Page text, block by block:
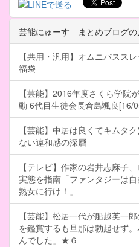
芸能にゅーす まとめブログの
【共用・汎用】オムニバスス
福袋
【芸能】2016年度さくら学院
動 6代目生徒会長倉島颯良[16/
【芸能】中居は良くてキムタ
ない違和感の深層
【テレビ】作家の岩井志麻子
実態を指南「ファンタジーは自
熟女に行け！」
【芸能】松居一代が船越英一
を鑑賞するも旦那は勃起せず
んでした」★６